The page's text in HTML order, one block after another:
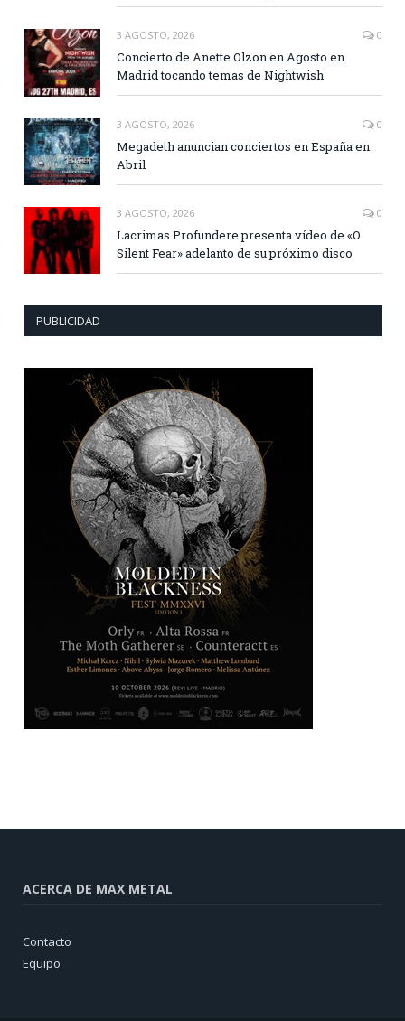
3 AGOSTO, 2026 0
Concierto de Anette Olzon en Agosto en
Madrid tocando temas de Nightwish
3 AGOSTO, 2026 0
Megadeth anuncian conciertos en España en
Abril
3 AGOSTO, 2026 0
Lacrimas Profundere presenta vídeo de «O
Silent Fear» adelanto de su próximo disco
PUBLICIDAD
ACERCA DE MAX METAL
Contacto
Equipo